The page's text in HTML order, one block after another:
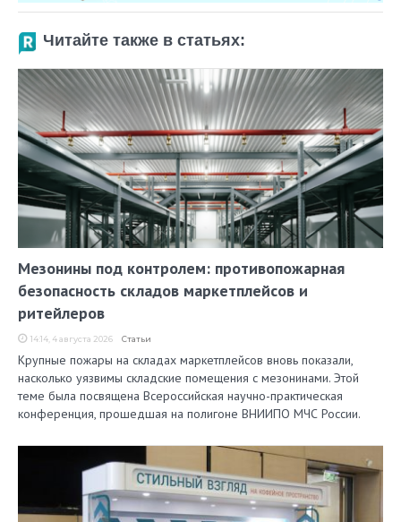
Читайте также в статьях:
Мезонины под контролем: противопожарная
безопасность складов маркетплейсов и
ритейлеров
14:14, 4 августа 2026 Статьи
Крупные пожары на складах маркетплейсов вновь показали,
насколько уязвимы складские помещения с мезонинами. Этой
теме была посвящена Всероссийская научно-практическая
конференция, прошедшая на полигоне ВНИИПО МЧС России.